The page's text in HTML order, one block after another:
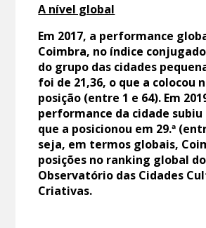
A nível global
Em 2017, a performance
Coimbra, no índice
do grupo das cidades
foi de 21,36, o que a colocou
posição (entre 1 e 64). Em
performance da cidade subiu
que a posicionou em 29.ª
seja, em termos globais,
posições no ranking global do
Observatório das Cidades
Criativas.